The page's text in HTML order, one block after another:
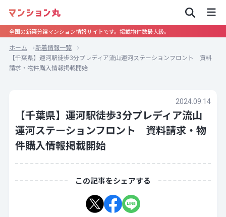
全国の新築分譲マンション情報サイトです。掲載物件数最大級。
ホーム
新着情報一覧
【千葉県】運河駅徒歩3分プレディア流山運河ステーションフロント 資料
請求・物件購入情報掲載開始
2024.09.14
【千葉県】運河駅徒歩3分プレディア流山
運河ステーションフロント 資料請求・物
件購入情報掲載開始
この記事をシェアする